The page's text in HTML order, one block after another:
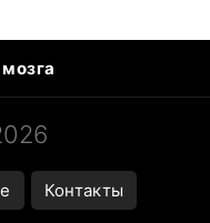
Контакты